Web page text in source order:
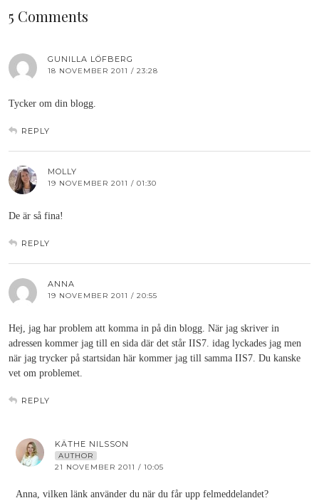
5 Comments
GUNILLA LÖFBERG
18 NOVEMBER 2011 / 23:28
Tycker om din blogg.
REPLY
MOLLY
19 NOVEMBER 2011 / 01:30
De är så fina!
REPLY
ANNA
19 NOVEMBER 2011 / 20:55
Hej, jag har problem att komma in på din blogg. När jag skriver in
adressen kommer jag till en sida där det står IIS7. idag lyckades jag men
när jag trycker på startsidan här kommer jag till samma IIS7. Du kanske
vet om problemet.
REPLY
KÄTHE NILSSON
AUTHOR
21 NOVEMBER 2011 / 10:05
Anna, vilken länk använder du när du får upp felmeddelandet?